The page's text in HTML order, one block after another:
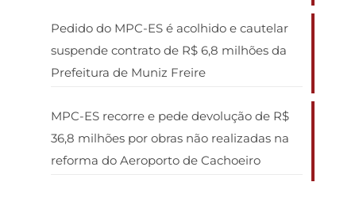
Pedido do MPC-ES é acolhido e cautelar
suspende contrato de R$ 6,8 milhões da
Prefeitura de Muniz Freire
MPC-ES recorre e pede devolução de R$
36,8 milhões por obras não realizadas na
reforma do Aeroporto de Cachoeiro